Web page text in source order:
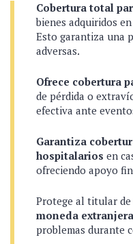
Cobertura total
bienes adquiridos
Esto garantiza una
adversas.
Ofrece cobertura
de pérdida o
efectiva ante
Garantiza
hospitalarios en
ofreciendo apoyo
Protege al titular
moneda extranjera
problemas durante